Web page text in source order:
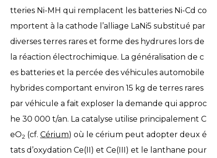
tteries Ni-MH qui remplacent les batteries Ni-Cd co
mportent à la cathode l’alliage LaNi5 substitué par
diverses terres rares et forme des hydrures lors de
la réaction électrochimique. La généralisation de c
es batteries et la percée des véhicules automobile
hybrides comportant environ 15 kg de terres rares
par véhicule a fait exploser la demande qui approc
he 30 000 t/an. La catalyse utilise principalement C
eO2 (cf. Cérium) où le cérium peut adopter deux é
tats d’oxydation Ce(II) et Ce(III) et le lanthane pour